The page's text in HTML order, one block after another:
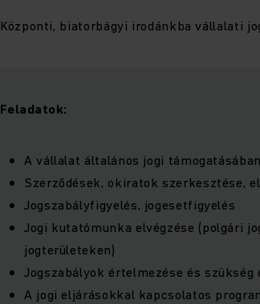
Központi, biatorbágyi irodánkba vállalati
Feladatok:
A vállalat általános jogi
Szerződések, okiratok szerkesztése,
Jogszabályfigyelés, jogesetfigyelés
Jogi kutatómunka elvégzése (polgári
jogterületeken)
Jogszabályok értelmezése és
A jogi eljárásokkal kapcsolatos